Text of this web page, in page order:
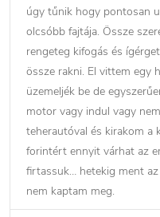
úgy tűnik hogy pontosan
olcsóbb fajtája. Össze
rengeteg kifogás és
össze rakni. El vittem egy
üzemeljék be de
motor vagy indul vagy
teherautóval és kirakom a
forintért ennyit várhat az
firtassuk… hetekig ment
nem kaptam meg.